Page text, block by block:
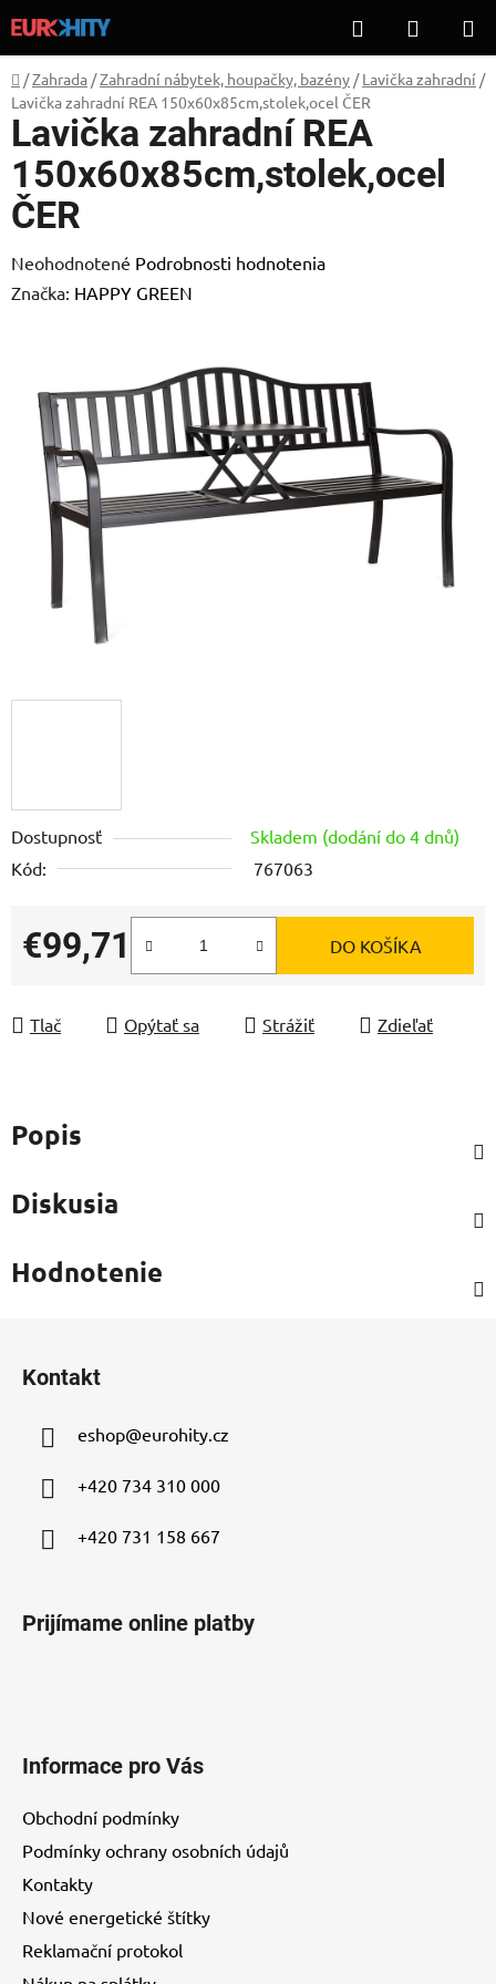
na
obsah
Hľadať
KOŠÍK
Domov
/Zahrada /Zahradní nábytek, houpačky, bazény / Lavička zahradní /
Lavička zahradní REA 150x60x85cm,stolek,ocel ČER
Dostupnosť
Skladem (dodání do 4 dnů)
Kód:
767063
€99,71
Jednotková cena:
DO KOŠÍKA
Tlač Opýtať sa Strážiť Zdieľať
Lavička zahradní REA
150x60x85cm,stolek,ocel
ČER
Priemerné
hodnotenie
hviezdičiek.
Neohodnotené Podrobnosti hodnotenia
Značka: HAPPY GREEN
Popis
Diskusia
Hodnotenie
Kontakt
eshop@eurohity.cz
+420 734 310 000
+420 731 158 667
Prijímame online platby
Informace pro Vás
Obchodní podmínky
Podmínky ochrany osobních údajů
Kontakty
Nové energetické štítky
Reklamační protokol